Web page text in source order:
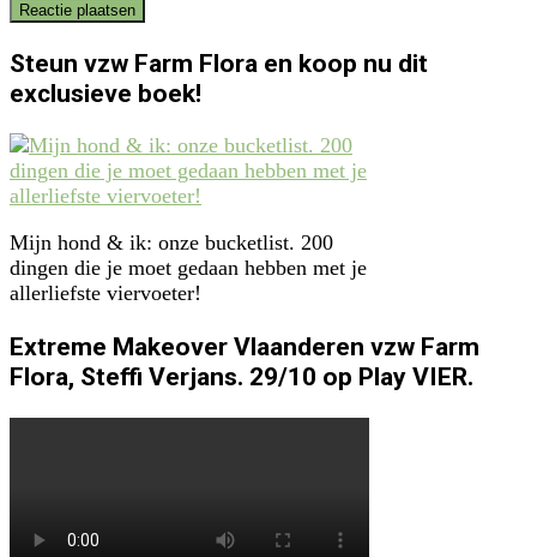
Steun vzw Farm Flora en koop nu dit
exclusieve boek!
Mijn hond & ik: onze bucketlist. 200
dingen die je moet gedaan hebben met je
allerliefste viervoeter!
Extreme Makeover Vlaanderen vzw Farm
Flora, Steffi Verjans. 29/10 op Play VIER.